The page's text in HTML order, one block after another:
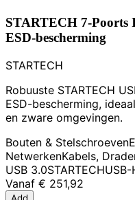
STARTECH 7-Poorts
ESD-bescherming
STARTECH
Robuuste STARTECH
ESD-bescherming,
en zware omgevingen.
Bouten & Stelschroeven
NetwerkenKabels,
USB 3.0STARTECHUSB-
Vanaf € 251,92
Add